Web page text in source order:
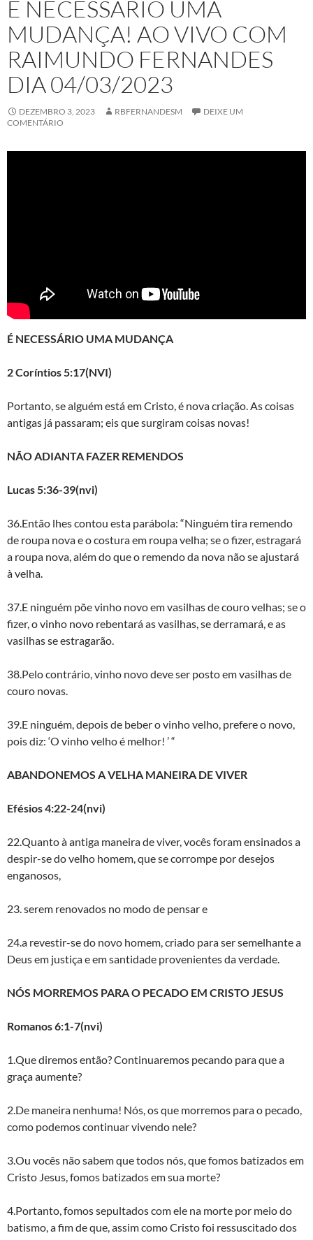
É NECESSÁRIO UMA
MUDANÇA! AO VIVO COM
RAIMUNDO FERNANDES
DIA 04/03/2023
DEZEMBRO 3, 2023 RBFERNANDESM
DEIXE UM
COMENTÁRIO
É NECESSÁRIO UMA MUDANÇA
2 Coríntios 5:17(NVI)
Portanto, se alguém está em Cristo, é nova criação. As coisas
antigas já passaram; eis que surgiram coisas novas!
NÃO ADIANTA FAZER REMENDOS
Lucas 5:36-39(nvi)
36.Então lhes contou esta parábola: “Ninguém tira remendo
de roupa nova e o costura em roupa velha; se o fizer, estragará
a roupa nova, além do que o remendo da nova não se ajustará
à velha.
37.E ninguém põe vinho novo em vasilhas de couro velhas; se o
fizer, o vinho novo rebentará as vasilhas, se derramará, e as
vasilhas se estragarão.
38.Pelo contrário, vinho novo deve ser posto em vasilhas de
couro novas.
39.E ninguém, depois de beber o vinho velho, prefere o novo,
pois diz: ‘O vinho velho é melhor! ’ “
ABANDONEMOS A VELHA MANEIRA DE VIVER
Efésios 4:22-24(nvi)
22.Quanto à antiga maneira de viver, vocês foram ensinados a
despir-se do velho homem, que se corrompe por desejos
enganosos,
23. serem renovados no modo de pensar e
24.a revestir-se do novo homem, criado para ser semelhante a
Deus em justiça e em santidade provenientes da verdade.
NÓS MORREMOS PARA O PECADO EM CRISTO JESUS
Romanos 6:1-7(nvi)
1.Que diremos então? Continuaremos pecando para que a
graça aumente?
2.De maneira nenhuma! Nós, os que morremos para o pecado,
como podemos continuar vivendo nele?
3.Ou vocês não sabem que todos nós, que fomos batizados em
Cristo Jesus, fomos batizados em sua morte?
4.Portanto, fomos sepultados com ele na morte por meio do
batismo, a fim de que, assim como Cristo foi ressuscitado dos